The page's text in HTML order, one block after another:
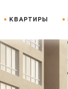
КВАРТИРЫ